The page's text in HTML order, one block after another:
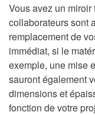
Vous avez un
collaborateurs sont
remplacement de
immédiat, si le
exemple, une mise
sauront également
dimensions et
fonction de votre